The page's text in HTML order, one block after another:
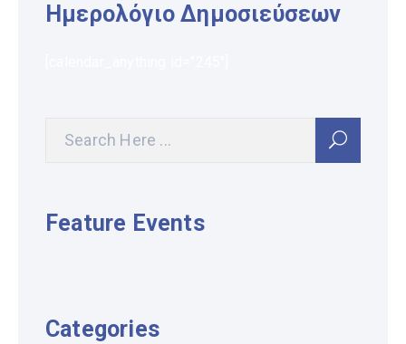
Ημερολόγιο Δημοσιεύσεων
Feature Events
Categories